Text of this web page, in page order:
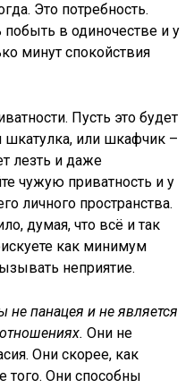
Это потребность.
в одиночестве и у
минут спокойствия
Пусть это будет
или шкафчик –
лезть и даже
чужую приватность и у
личного пространства.
думая, что всё и так
как минимум
неприятие.
панацея и не является
Они не
Они скорее, как
того. Они способны